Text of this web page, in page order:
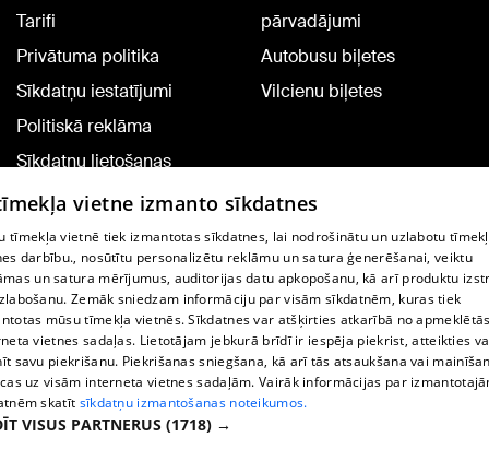
Tarifi
Privātuma politika
Sīkdatņu iestatījumi
Politiskā reklāma
Sīkdatņu lietošanas
noteikumi
Komentāru pievienošana
pārvadājumi
Autobusu biļetes
Vilcienu biļetes
TV programma
Līguma noteikumi
360 Ziņu kontakti
Helio Media
Portāla palīdzības dienests: e-pasts -
vietne izmanto sīkdatnes
tīmekļa vietnē tiek izmantotas sīkdatnes, lai nodrošinātu un uzlabotu
darbību., nosūtītu personalizētu reklāmu un satura ģenerēšanai, veiktu
un satura mērījumus, auditorijas datu apkopošanu, kā arī produktu
Zemāk sniedzam informāciju par visām sīkdatnēm, kuras tiek
mūsu tīmekļa vietnēs. Sīkdatnes var atšķirties atkarībā no
vietnes sadaļas. Lietotājam jebkurā brīdī ir iespēja piekrist, atteikties
savu piekrišanu. Piekrišanas sniegšana, kā arī tās atsaukšana vai
uz visām interneta vietnes sadaļām. Vairāk informācijas par
skatīt sīkdatņu izmantošanas noteikumos.
VISUS PARTNERUS (1718) →